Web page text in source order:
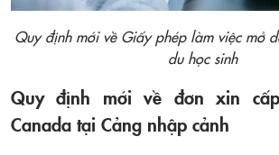
Quy định mới về Giấy phép làm việc mở
du học sinh
Quy định mới về đơn xin
Canada tại Cảng nhập cảnh